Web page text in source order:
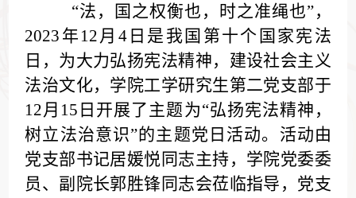
“法，国之权衡也，时之准绳也”，
2023年12月4日是我国第十个国家宪法
日，为大力弘扬宪法精神，建设社会主义
法治文化， 学院工学研究生第二党支部于
12月15日开展了主题为“弘扬宪法精神，
树立法治意识”的主题党日活动。 活动由
党支部书记居媛悦同志主持， 学院党委委
员、副院长郭胜锋同志会莅临指导， 党支